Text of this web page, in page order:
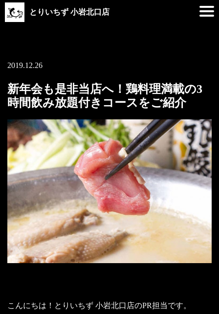
とりいちず 小岩北口店
2019.12.26
新年会も是非当店へ！鶏料理満載の3
時間飲み放題付きコースをご紹介
こんにちは！とりいちず 小岩北口店のPR担当です。